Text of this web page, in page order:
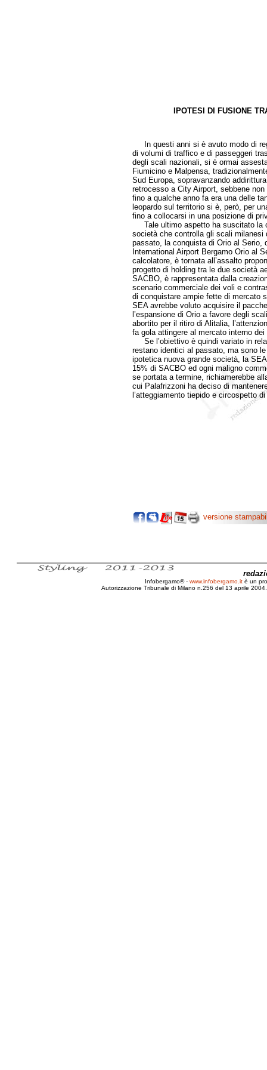
IPOTESI DI FUSIONE
In questi anni si è avuto modo di
di volumi di traffico e di passeggeri
degli scali nazionali, si è ormai
Fiumicino e Malpensa,
Sud Europa, sopravanzando
retrocesso a City Airport, sebbene
fino a qualche anno fa era una delle
leopardo sul territorio si è, però, per
fino a collocarsi in una posizione di
Tale ultimo aspetto ha suscitato la
società che controlla gli scali
passato, la conquista di Orio al Serio,
International Airport Bergamo Orio al
calcolatore, è tornata all’assalto
progetto di holding tra le due società
SACBO, è rappresentata dalla
scenario commerciale dei voli e
di conquistare ampie fette di mercato
SEA avrebbe voluto acquisire il
l’espansione di Orio a favore degli
abortito per il ritiro di Alitalia,
fa gola attingere al mercato interno
Se l’obiettivo è quindi variato in
restano identici al passato, ma sono
ipotetica nuova grande società, la
15% di SACBO ed ogni maligno
se portata a termine, richiamerebbe
cui Palafrizzoni ha deciso di
l’atteggiamento tiepido e circospetto
versione
Infobergamo® - www.infobergamo.it è un
Autorizzazione Tribunale di Milano n.256 del 13 aprile